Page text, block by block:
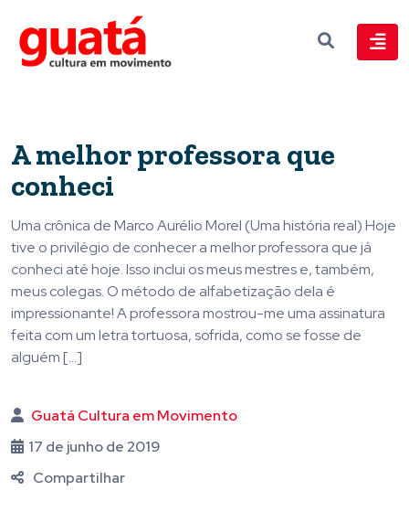
A melhor professora que
conheci
Uma crônica de Marco Aurélio Morel (Uma história real) Hoje
tive o privilégio de conhecer a melhor professora que já
conheci até hoje. Isso inclui os meus mestres e, também,
meus colegas. O método de alfabetização dela é
impressionante! A professora mostrou-me uma assinatura
feita com um letra tortuosa, sofrida, como se fosse de
alguém […]
Guatá Cultura em Movimento
17 de junho de 2019
Compartilhar